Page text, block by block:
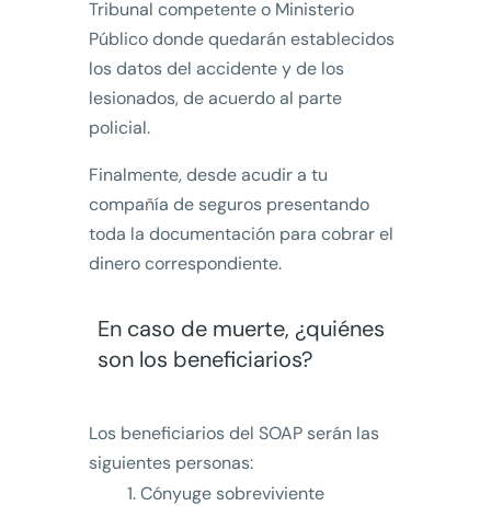
Tribunal competente o Ministerio
Público donde quedarán establecidos
los datos del accidente y de los
lesionados, de acuerdo al parte
policial.
Finalmente, desde acudir a tu
compañía de seguros presentando
toda la documentación para cobrar el
dinero correspondiente.
En caso de muerte, ¿quiénes
son los beneficiarios?
Los beneficiarios del SOAP serán las
siguientes personas:
Cónyuge sobreviviente